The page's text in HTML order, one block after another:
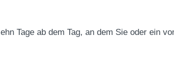
Tage ab dem Tag, an dem Sie oder ein